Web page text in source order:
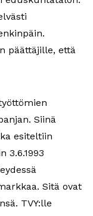
päättäjille, että
Siinä
esiteltiin
3.6.1993
Sitä ovat
TVY:lle